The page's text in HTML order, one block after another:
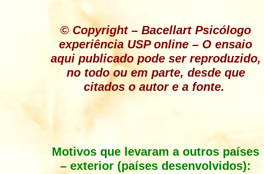
© Copyright – Bacellart Psicólogo
experiência USP online – O ensaio
aqui publicado pode ser reproduzido,
no todo ou em parte, desde que
citados o autor e a fonte.
Motivos que levaram a outros países
– exterior (países desenvolvidos):